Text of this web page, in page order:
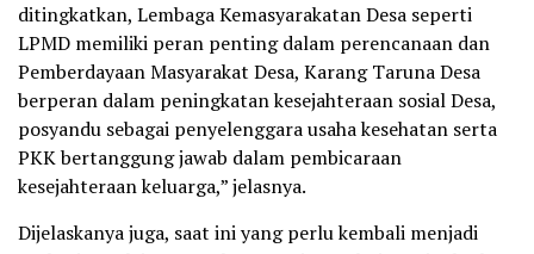
ditingkatkan, Lembaga Kemasyarakatan Desa seperti
LPMD memiliki peran penting dalam perencanaan dan
Pemberdayaan Masyarakat Desa, Karang Taruna Desa
berperan dalam peningkatan kesejahteraan sosial Desa,
posyandu sebagai penyelenggara usaha kesehatan serta
PKK bertanggung jawab dalam pembicaraan
kesejahteraan keluarga,” jelasnya.
Dijelaskanya juga, saat ini yang perlu kembali menjadi